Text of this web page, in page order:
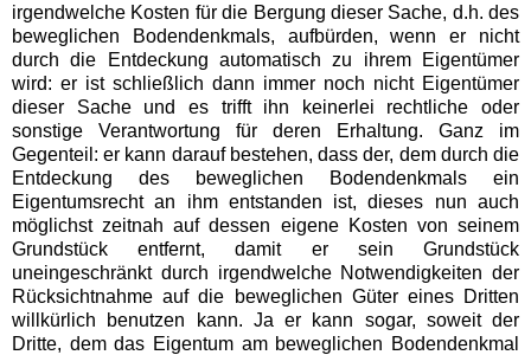
irgendwelche Kosten für die Bergung dieser Sache, d.h. des
beweglichen Bodendenkmals, aufbürden, wenn er nicht
durch die Entdeckung automatisch zu ihrem Eigentümer
wird: er ist schließlich dann immer noch nicht Eigentümer
dieser Sache und es trifft ihn keinerlei rechtliche oder
sonstige Verantwortung für deren Erhaltung. Ganz im
Gegenteil: er kann darauf bestehen, dass der, dem durch die
Entdeckung des beweglichen Bodendenkmals ein
Eigentumsrecht an ihm entstanden ist, dieses nun auch
möglichst zeitnah auf dessen eigene Kosten von seinem
Grundstück entfernt, damit er sein Grundstück
uneingeschränkt durch irgendwelche Notwendigkeiten der
Rücksichtnahme auf die beweglichen Güter eines Dritten
willkürlich benutzen kann. Ja er kann sogar, soweit der
Dritte, dem das Eigentum am beweglichen Bodendenkmal